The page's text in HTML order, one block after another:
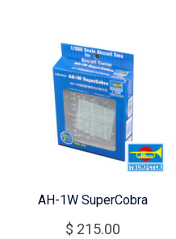
AH-1W SuperCobra
$ 215.00